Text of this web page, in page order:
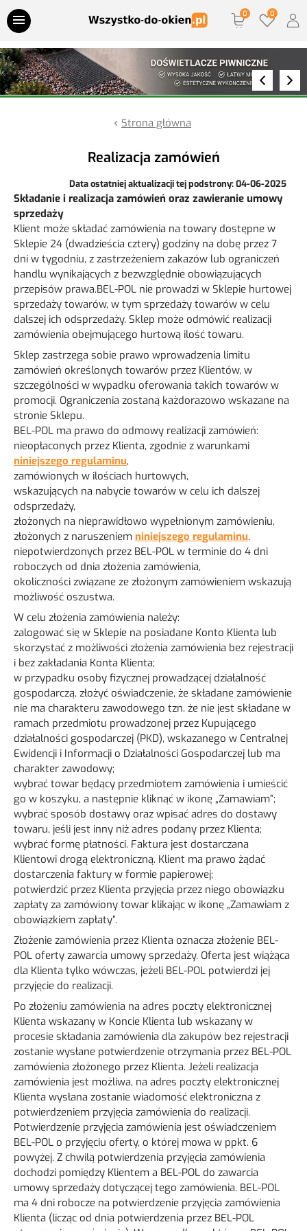
Przejdź do treści
Parapety wewnętrzne
Doświetlacze piwniczne
Nawiewniki
Akcesoria montażowe
Klamki
Materiały i narzędzia dla montażystów
Strona główna
Realizacja zamówień
Data ostatniej aktualizacji tej podstrony: 04-06-2025
Składanie i realizacja zamówień oraz zawieranie umowy
sprzedaży
Klient może składać zamówienia na towary dostępne w
Sklepie 24 (dwadzieścia cztery) godziny na dobę przez 7
dni w tygodniu, z zastrzeżeniem zakazów lub ograniczeń
handlu wynikających z bezwzględnie obowiązujących
przepisów prawa.BEL-POL nie prowadzi w Sklepie hurtowej
sprzedaży towarów, w tym sprzedaży towarów w celu
dalszej ich odsprzedaży. Sklep może odmówić realizacji
zamówienia obejmującego hurtową ilość towaru.
Sklep zastrzega sobie prawo wprowadzenia limitu
zamówień określonych towarów przez Klientów, w
szczególności w wypadku oferowania takich towarów w
promocji. Ograniczenia zostaną każdorazowo wskazane na
stronie Sklepu.
BEL-POL ma prawo do odmowy realizacji zamówień:
nieopłaconych przez Klienta, zgodnie z warunkami
niniejszego regulaminu,
zamówionych w ilościach hurtowych,
wskazujących na nabycie towarów w celu ich dalszej
odsprzedaży,
złożonych na nieprawidłowo wypełnionym zamówieniu,
złożonych z naruszeniem niniejszego regulaminu.
niepotwierdzonych przez BEL-POL w terminie do 4 dni
roboczych od dnia złożenia zamówienia,
okoliczności związane ze złożonym zamówieniem wskazują
możliwość oszustwa.
W celu złożenia zamówienia należy:
zalogować się w Sklepie na posiadane Konto Klienta lub
skorzystać z możliwości złożenia zamówienia bez rejestracji
i bez zakładania Konta Klienta;
w przypadku osoby fizycznej prowadzącej działalność
gospodarczą, złożyć oświadczenie, że składane zamówienie
nie ma charakteru zawodowego tzn. że nie jest składane w
ramach przedmiotu prowadzonej przez Kupującego
działalności gospodarczej (PKD), wskazanego w Centralnej
Ewidencji i Informacji o Działalności Gospodarczej lub ma
charakter zawodowy;
wybrać towar będący przedmiotem zamówienia i umieścić
go w koszyku, a następnie kliknąć w ikonę „Zamawiam”;
wybrać sposób dostawy oraz wpisać adres do dostawy
towaru, jeśli jest inny niż adres podany przez Klienta;
wybrać formę płatności. Faktura jest dostarczana
Klientowi drogą elektroniczną. Klient ma prawo żądać
dostarczenia faktury w formie papierowej;
potwierdzić przez Klienta przyjęcia przez niego obowiązku
zapłaty za zamówiony towar klikając w ikonę „Zamawiam z
obowiązkiem zapłaty”.
Złożenie zamówienia przez Klienta oznacza złożenie BEL-
POL oferty zawarcia umowy sprzedaży. Oferta jest wiążąca
dla Klienta tylko wówczas, jeżeli BEL-POL potwierdzi jej
przyjęcie do realizacji.
Po złożeniu zamówienia na adres poczty elektronicznej
Klienta wskazany w Koncie Klienta lub wskazany w
procesie składania zamówienia dla zakupów bez rejestracji
zostanie wysłane potwierdzenie otrzymania przez BEL-POL
zamówienia złożonego przez Klienta. Jeżeli realizacja
zamówienia jest możliwa, na adres poczty elektronicznej
Klienta wysłana zostanie wiadomość elektroniczna z
potwierdzeniem przyjęcia zamówienia do realizacji.
Potwierdzenie przyjęcia zamówienia jest oświadczeniem
BEL-POL o przyjęciu oferty, o której mowa w ppkt. 6
powyżej. Z chwilą potwierdzenia przyjęcia zamówienia
dochodzi pomiędzy Klientem a BEL-POL do zawarcia
umowy sprzedaży dotyczącej tego zamówienia. BEL-POL
ma 4 dni robocze na potwierdzenie przyjęcia zamówienia
Klienta (licząc od dnia potwierdzenia przez BEL-POL